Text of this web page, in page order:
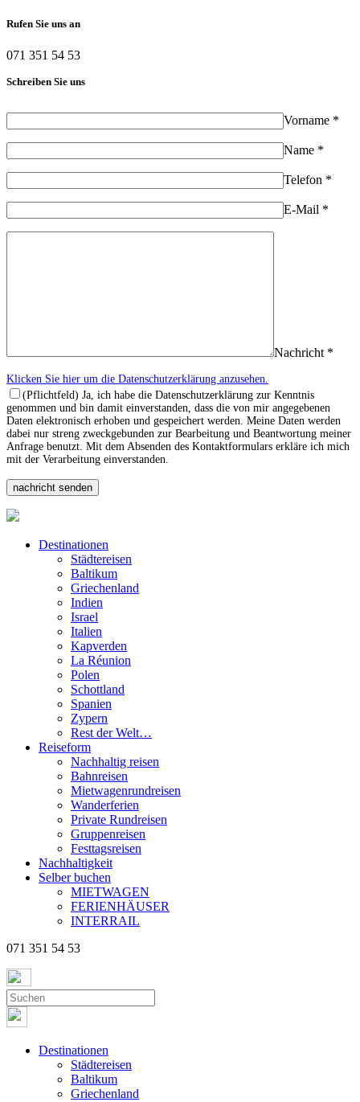
Rufen Sie uns an
071 351 54 53
Schreiben Sie uns
Vorname *
Name *
Telefon *
E-Mail *
Nachricht *
Klicken Sie hier um die Datenschutzerklärung anzusehen.
(Pflichtfeld) Ja, ich habe die Datenschutzerklärung zur Kenntnis
genommen und bin damit einverstanden, dass die von mir angegebenen
Daten elektronisch erhoben und gespeichert werden. Meine Daten werden
dabei nur streng zweckgebunden zur Bearbeitung und Beantwortung meiner
Anfrage benutzt. Mit dem Absenden des Kontaktformulars erkläre ich mich
mit der Verarbeitung einverstanden.
Destinationen
Städtereisen
Baltikum
Griechenland
Indien
Israel
Italien
Kapverden
La Réunion
Polen
Schottland
Spanien
Zypern
Rest der Welt…
Reiseform
Nachhaltig reisen
Bahnreisen
Mietwagenrundreisen
Wanderferien
Private Rundreisen
Gruppenreisen
Festtagsreisen
Nachhaltigkeit
Selber buchen
MIETWAGEN
FERIENHÄUSER
INTERRAIL
071 351 54 53
Destinationen
Städtereisen
Baltikum
Griechenland